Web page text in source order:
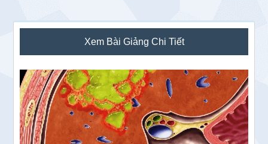
Sidebar
chính
Xem Bài Giảng Chi Tiết